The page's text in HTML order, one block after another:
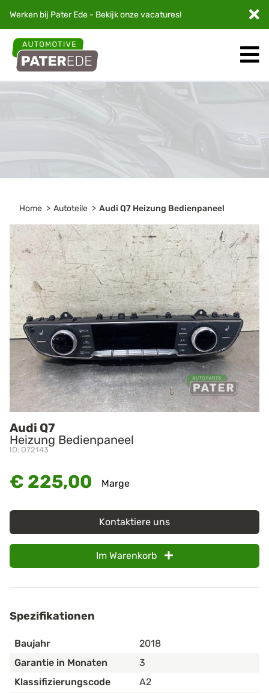
Werken bij Pater Ede - Bekijk onzevacatures!
Home Autoteile Audi Q7 Heizung Bedienpaneel
Audi Q7
Heizung Bedienpaneel
ID: O72143
€ 225,00 Marge
Kontaktiere uns
Im Warenkorb
Spezifikationen
Baujahr
2018
Garantie in Monaten
3
Klassifizierungscode
A2